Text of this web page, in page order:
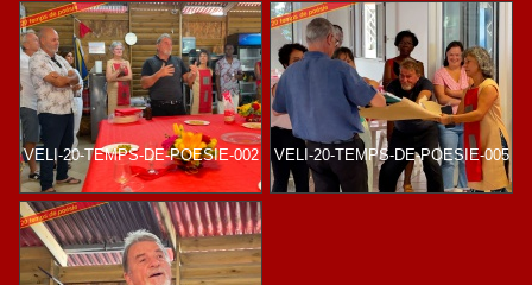
VELI-20-TEMPS-DE-POESIE-002 VELI-20-TEMPS-DE-POESIE-005